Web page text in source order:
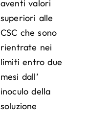
aventi valori
superiori alle
CSC che sono
rientrate nei
limiti entro due
mesi dall’
inoculo della
soluzione